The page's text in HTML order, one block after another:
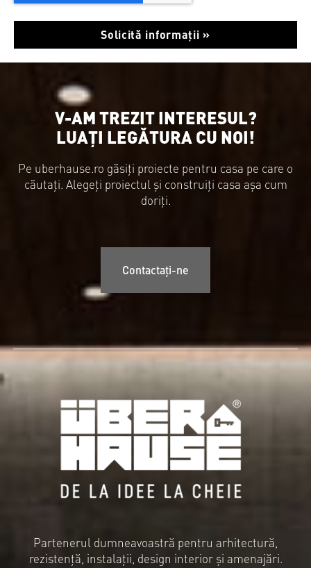
Solicită informații »
V-AM TREZIT INTERESUL?
LUAȚI LEGĂTURA CU NOI!
Pe uberhause.ro găsiți proiecte pentru casa pe care o
căutați. Alegeți proiectul și construiți casa așa cum
doriți.
Contactați-ne
Partenerul dumneavoastră pentru arhitectură,
rezistență, instalații, design interior și amenajări.